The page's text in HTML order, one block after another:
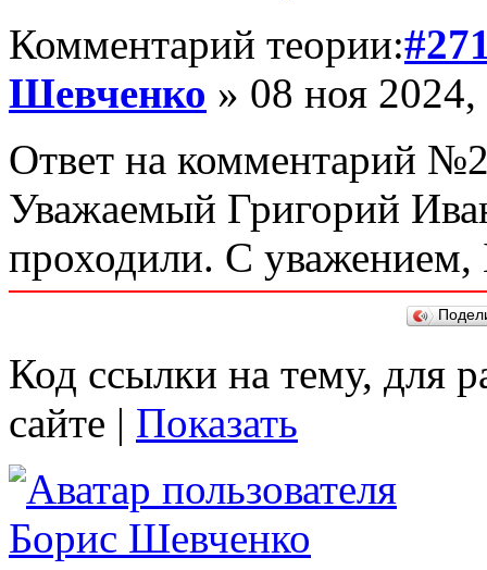
Комментарий теории:
Шевченко » 08 ноя
Ответ на комментарий
Уважаемый Григорий
проходили. С уважением,
Код ссылки на тему, для
сайте | Показать
Борис Шевченко